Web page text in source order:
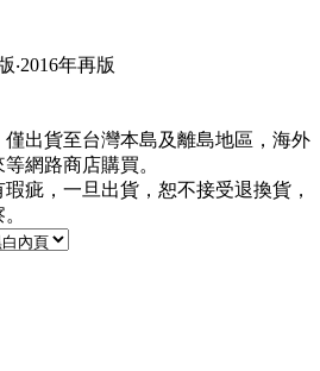
‧2016年再版
出貨至台灣本島及離島地區，海外
網路商店購買。
疵，一旦出貨，恕不接受退換貨，